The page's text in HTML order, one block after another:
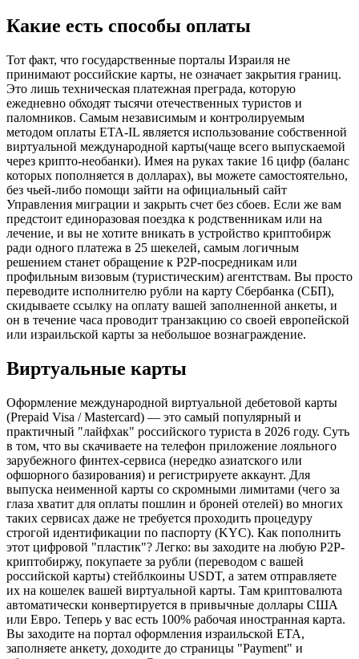
Какие есть способы оплаты
Тот факт, что государственные порталы Израиля не
принимают российские карты, не означает закрытия границ.
Это лишь техническая платежная преграда, которую
ежедневно обходят тысячи отечественных туристов и
паломников. Самым независимым и контролируемым
методом оплаты ETA-IL является использование собственной
виртуальной международной карты(чаще всего выпускаемой
через крипто-необанки). Имея на руках такие 16 цифр (баланс
которых пополняется в долларах), вы можете самостоятельно,
без чьей-либо помощи зайти на официальный сайт
Управления миграции и закрыть счет без сбоев. Если же вам
предстоит единоразовая поездка к родственникам или на
лечение, и вы не хотите вникать в устройство криптобирж
ради одного платежа в 25 шекелей, самым логичным
решением станет обращение к P2P-посредникам или
профильным визовым (туристическим) агентствам. Вы просто
переводите исполнителю рубли на карту Сбербанка (СБП),
скидываете ссылку на оплату вашей заполненной анкеты, и
он в течение часа проводит транзакцию со своей европейской
или израильской карты за небольшое вознаграждение.
Виртуальные карты
Оформление международной виртуальной дебетовой карты
(Prepaid Visa / Mastercard) — это самый популярный и
практичный "лайфхак" российского туриста в 2026 году. Суть
в том, что вы скачиваете на телефон приложение лояльного
зарубежного финтех-сервиса (нередко азиатского или
офшорного базирования) и регистрируете аккаунт. Для
выпуска неименной карты со скромными лимитами (чего за
глаза хватит для оплаты пошлин и броней отелей) во многих
таких сервисах даже не требуется проходить процедуру
строгой идентификации по паспорту (KYC). Как пополнить
этот цифровой "пластик"? Легко: вы заходите на любую P2P-
криптобиржу, покупаете за рубли (переводом с вашей
российской карты) стейблкоины USDT, а затем отправляете
их на кошелек вашей виртуальной карты. Там криптовалюта
автоматически конвертируется в привычные доллары США
или Евро. Теперь у вас есть 100% рабочая иностранная карта.
Вы заходите на портал оформления израильской ETA,
заполняете анкету, доходите до страницы "Payment" и